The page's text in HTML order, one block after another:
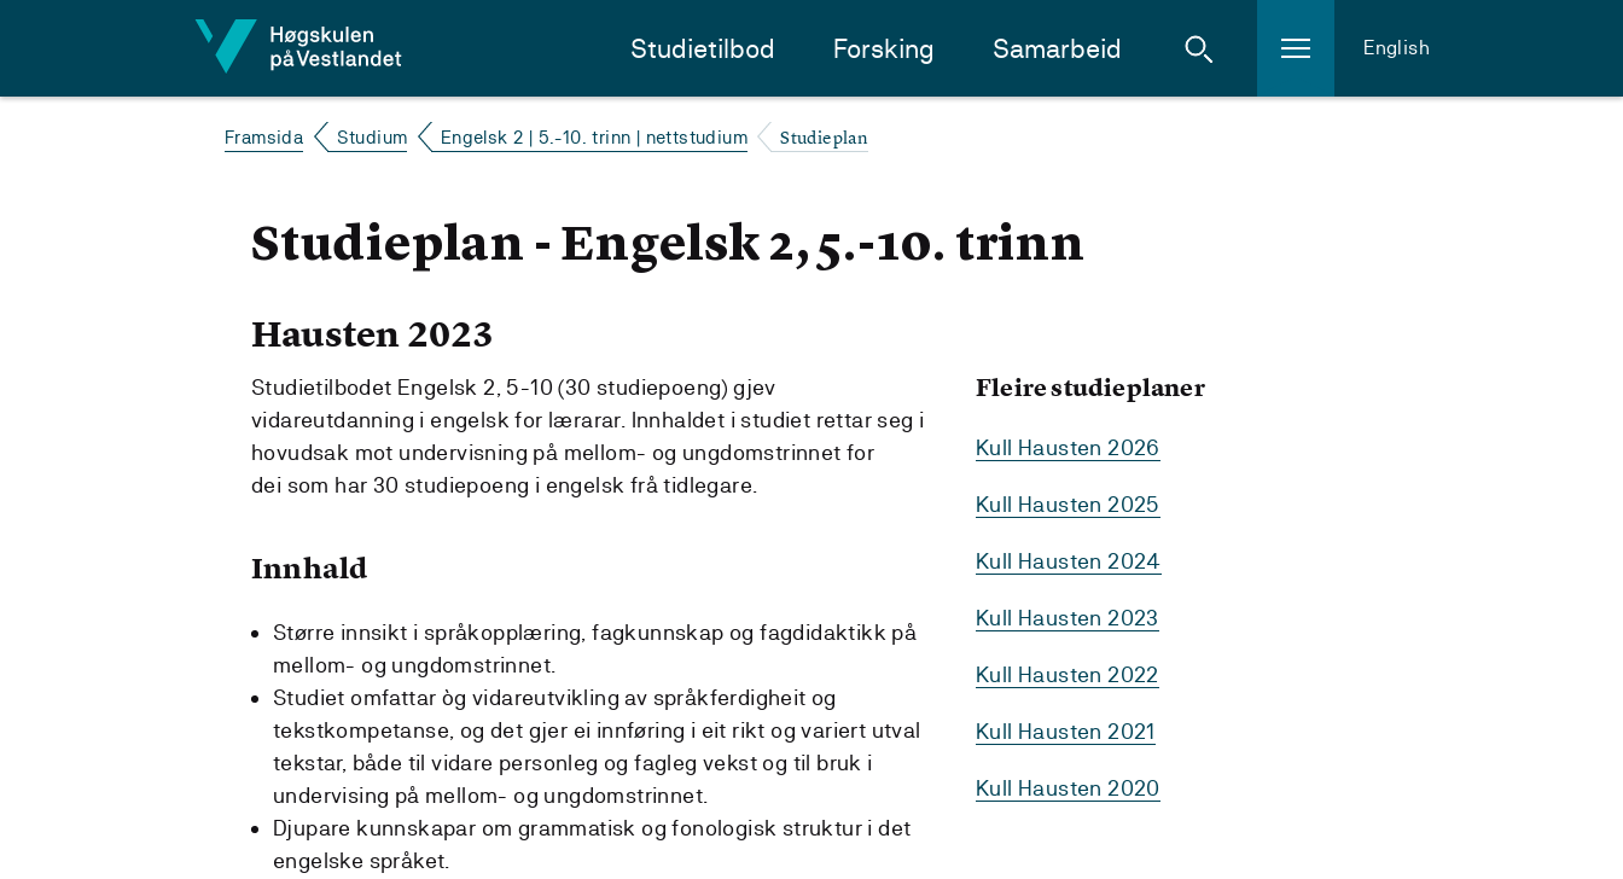
Studietilbod Forsking Samarbeid English
Framsida Studium Engelsk 2 | 5.-10. trinn | nettstudium Studieplan
Studieplan - Engelsk 2, 5.-10. trinn
Hausten 2023
Fleire studieplaner
Kull Hausten 2026
Kull Hausten 2025
Kull Hausten 2024
Kull Hausten 2023
Kull Hausten 2022
Kull Hausten 2021
Kull Hausten 2020
Studietilbodet Engelsk 2, 5-10 (30 studiepoeng) gjev
vidareutdanning i engelsk for lærarar. Innhaldet i studiet rettar seg i
hovudsak mot undervisning på mellom- og ungdomstrinnet for
dei som har 30 studiepoeng i engelsk frå tidlegare.
Innhald
Større innsikt i språkopplæring, fagkunnskap og fagdidaktikk på
mellom- og ungdomstrinnet.
Studiet omfattar òg vidareutvikling av språkferdigheit og
tekstkompetanse, og det gjer ei innføring i eit rikt og variert utval
tekstar, både til vidare personleg og fagleg vekst og til bruk i
undervising på mellom- og ungdomstrinnet.
Djupare kunnskapar om grammatisk og fonologisk struktur i det
engelske språket.